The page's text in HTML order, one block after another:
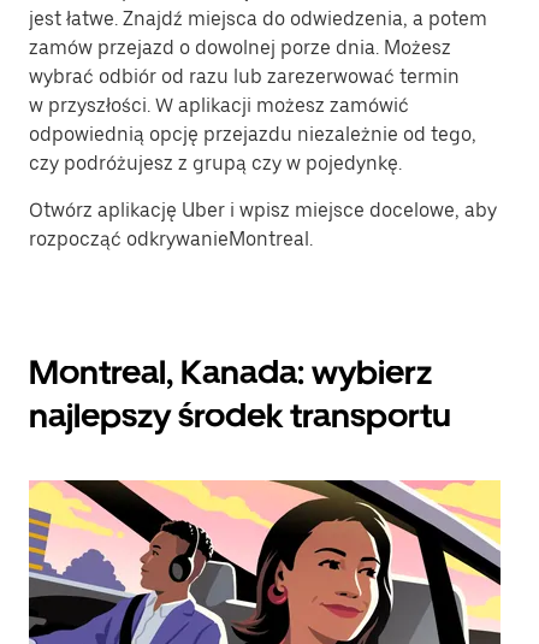
jest łatwe. Znajdź miejsca do odwiedzenia, a potem
zamów przejazd o dowolnej porze dnia. Możesz
wybrać odbiór od razu lub zarezerwować termin
w przyszłości. W aplikacji możesz zamówić
odpowiednią opcję przejazdu niezależnie od tego,
czy podróżujesz z grupą czy w pojedynkę.
Otwórz aplikację Uber i wpisz miejsce docelowe, aby
rozpocząć odkrywanieMontreal.
Montreal, Kanada: wybierz
najlepszy środek transportu